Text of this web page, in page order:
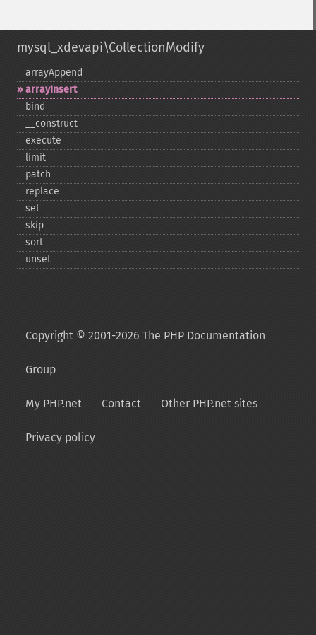
mysql_xdevapi\CollectionModify
arrayAppend
arrayInsert
bind
_​_​construct
execute
limit
patch
replace
set
skip
sort
unset
Copyright © 2001-2026 The PHP Documentation
Group
My PHP.net Contact Other PHP.net sites
Privacy policy